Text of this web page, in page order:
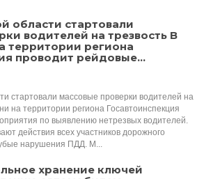
области стартовали
водителей на трезвость В
территории региона
проводит рейдовые...
стартовали массовые проверки водителей на
на территории региона Госавтоинспекция
по выявлению нетрезвых водителей.
действия всех участников дорожного
нарушения ПДД. М...
хранение ключей